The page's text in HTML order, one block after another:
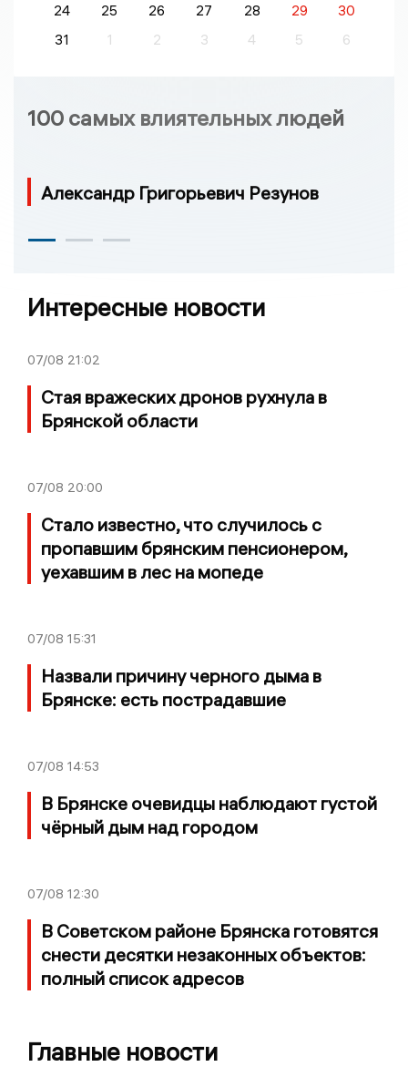
24
25 26 27 28 29
30
31
1 2 3 4 5 6
100 самых влиятельных людей
Александр Григорьевич Резунов
Интересные новости
07/08 21:02
Стая вражеских дронов рухнула в
Брянской области
07/08 20:00
Стало известно, что случилось с
пропавшим брянским пенсионером,
уехавшим в лес на мопеде
07/08 15:31
Назвали причину черного дыма в
Брянске: есть пострадавшие
07/08 14:53
В Брянске очевидцы наблюдают густой
чёрный дым над городом
07/08 12:30
В Советском районе Брянска готовятся
снести десятки незаконных объектов:
полный список адресов
Главные новости